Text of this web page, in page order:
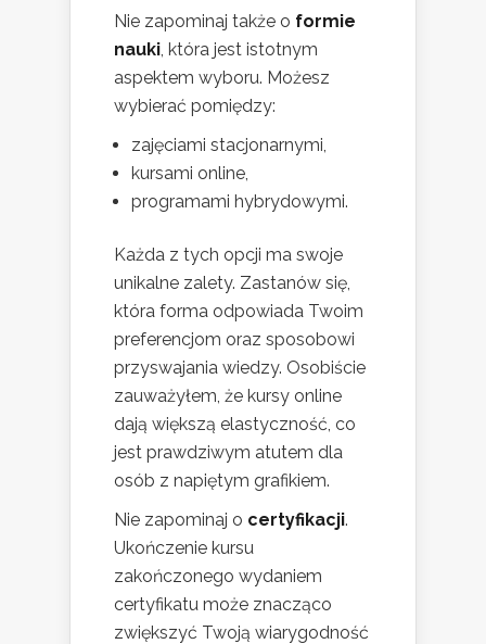
Nie zapominaj także o formie
nauki , która jest istotnym
aspektem wyboru. Możesz
wybierać pomiędzy:
zajęciami stacjonarnymi,
kursami online,
programami hybrydowymi.
Każda z tych opcji ma swoje
unikalne zalety. Zastanów się,
która forma odpowiada Twoim
preferencjom oraz sposobowi
przyswajania wiedzy. Osobiście
zauważyłem, że kursy online
dają większą elastyczność, co
jest prawdziwym atutem dla
osób z napiętym grafikiem.
Nie zapominaj o certyfikacji.
Ukończenie kursu
zakończonego wydaniem
certyfikatu może znacząco
zwiększyć Twoją wiarygodność